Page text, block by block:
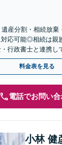
遺産分割・相続放
応可能◎相続は親
行政書士と連携し
回のご相談30分無
料金表を見る
電話でお問い合
小林 健